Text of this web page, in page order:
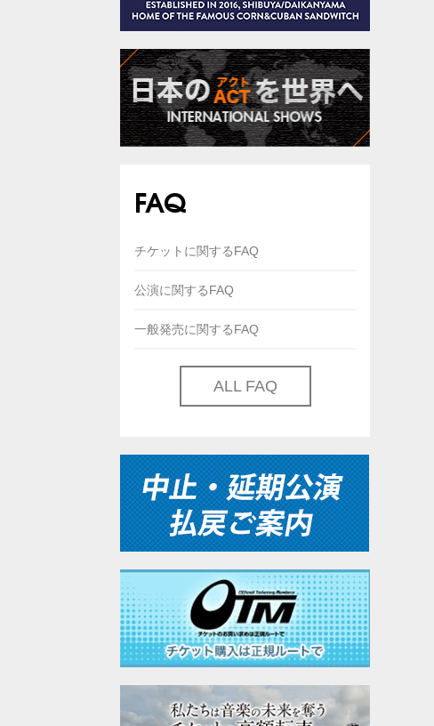
FAQ
チケットに関するFAQ
公演に関するFAQ
一般発売に関するFAQ
ALL FAQ